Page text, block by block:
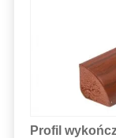
Profil